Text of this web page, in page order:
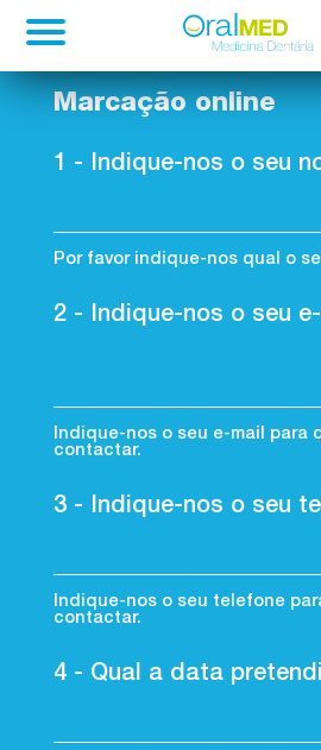
Passar
conteúdo
Marcação online
1 - Indique-nos o seu
Por favor indique-nos qual o
2 - Indique-nos o seu
Indique-nos o seu e-mail para
contactar.
3 - Indique-nos o seu
Indique-nos o seu telefone
contactar.
4 - Qual a data